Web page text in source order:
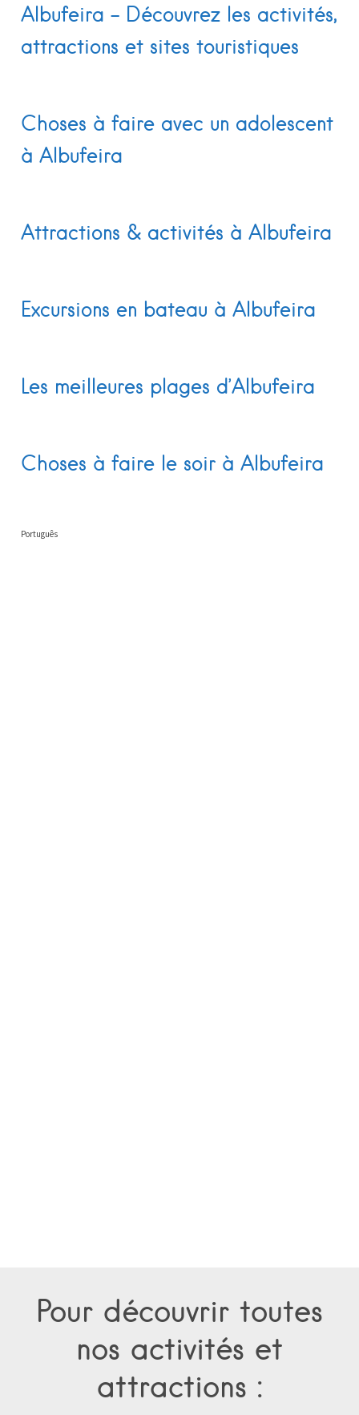
Albufeira – Découvrez les activités,
attractions et sites touristiques
Choses à faire avec un adolescent
à Albufeira
Attractions & activités à Albufeira
Excursions en bateau à Albufeira
Les meilleures plages d’Albufeira
Choses à faire le soir à Albufeira
Português
Pour découvrir toutes
nos activités et
attractions :